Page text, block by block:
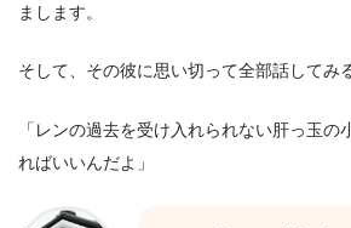
まします。
そして、その彼に思い切って全部話してみ
「レンの過去を受け入れられない肝っ玉の
ればいいんだよ」